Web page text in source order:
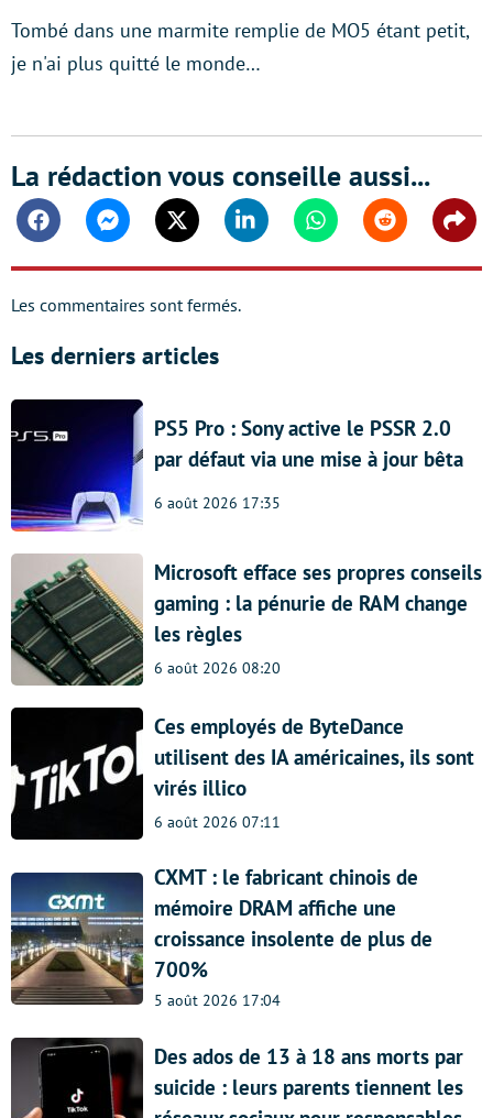
Tombé dans une marmite remplie de MO5 étant petit,
je n'ai plus quitté le monde…
La rédaction vous conseille aussi...
FacebookMessengerTwitter Linkedin WhatsappReddit
Les commentaires sont fermés.
Les derniers articles
PS5 Pro : Sony active le PSSR 2.0
par défaut via une mise à jour bêta
6 août 2026 17:35
Microsoft efface ses propres conseils
gaming : la pénurie de RAM change
les règles
6 août 2026 08:20
Ces employés de ByteDance
utilisent des IA américaines, ils sont
virés illico
6 août 2026 07:11
CXMT : le fabricant chinois de
mémoire DRAM affiche une
croissance insolente de plus de
700%
5 août 2026 17:04
Des ados de 13 à 18 ans morts par
suicide : leurs parents tiennent les